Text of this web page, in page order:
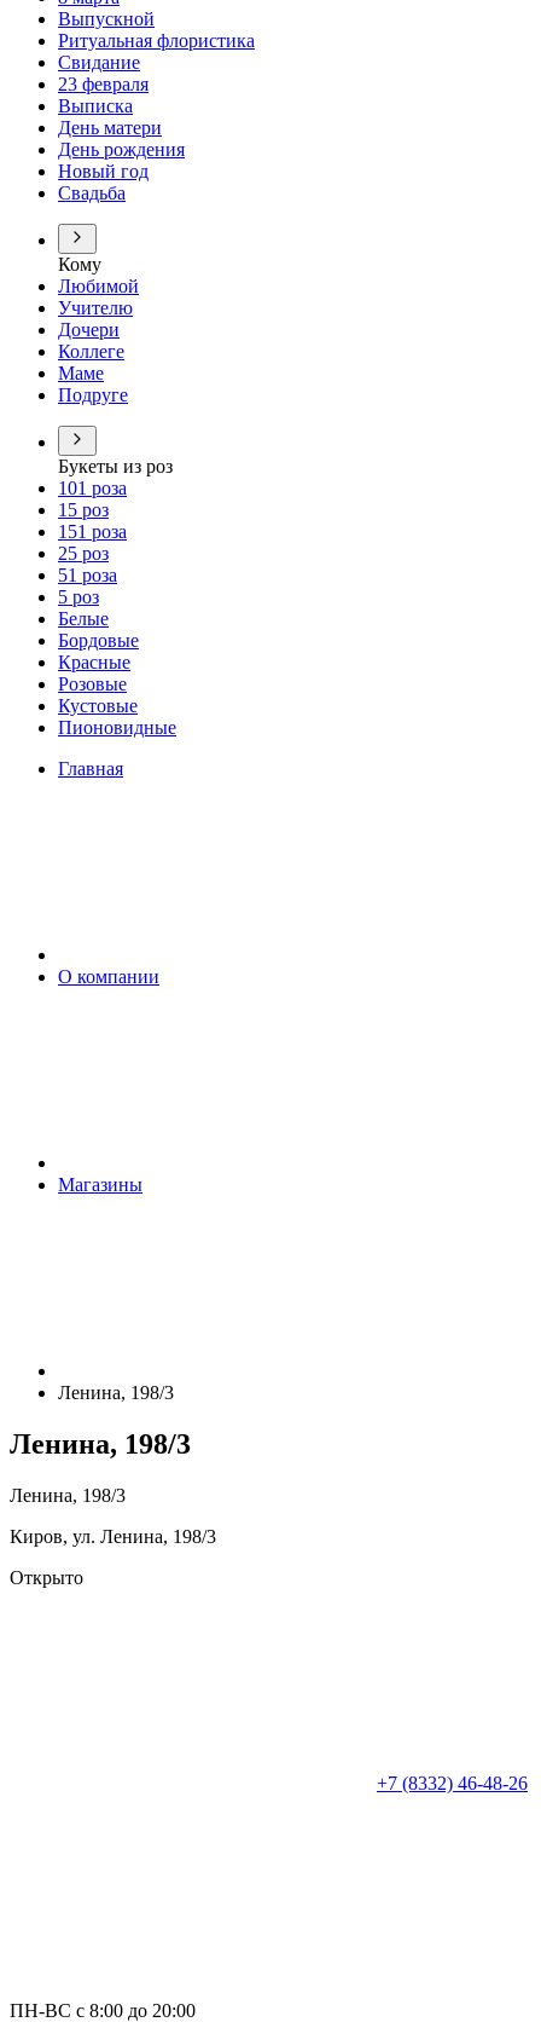
Выпускной
Ритуальная флористика
Свидание
23 февраля
Выписка
День матери
День рождения
Новый год
Свадьба
Кому
Любимой
Учителю
Дочери
Коллеге
Маме
Подруге
Букеты из роз
101 роза
15 роз
151 роза
25 роз
51 роза
5 роз
Белые
Бордовые
Красные
Розовые
Кустовые
Пионовидные
Главная
О компании
Магазины
Ленина, 198/3
Ленина, 198/3
Ленина, 198/3
Киров, ул. Ленина, 198/3
Открыто
+7 (8332) 46-48-26
ПН-ВС с 8:00 до 20:00